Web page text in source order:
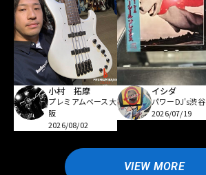
小村 拓摩
プレミアムベース大
阪
2026/08/02
イシダ
パワーDJ's渋谷
2026/07/19
VIEW MORE